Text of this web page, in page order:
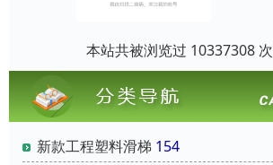
本站共被浏览过 10337308 次
新款工程塑料滑梯 154